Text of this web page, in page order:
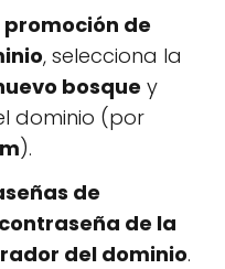
de
, selecciona la
bosque y
dominio (por
).
de
de la
del dominio.